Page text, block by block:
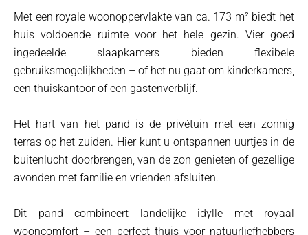
Met een royale woonoppervlakte van ca. 173 m² biedt het
huis voldoende ruimte voor het hele gezin. Vier goed
ingedeelde slaapkamers bieden flexibele
gebruiksmogelijkheden – of het nu gaat om kinderkamers,
een thuiskantoor of een gastenverblijf.
Het hart van het pand is de privétuin met een zonnig
terras op het zuiden. Hier kunt u ontspannen uurtjes in de
buitenlucht doorbrengen, van de zon genieten of gezellige
avonden met familie en vrienden afsluiten.
Dit pand combineert landelijke idylle met royaal
wooncomfort – een perfect thuis voor natuurliefhebbers